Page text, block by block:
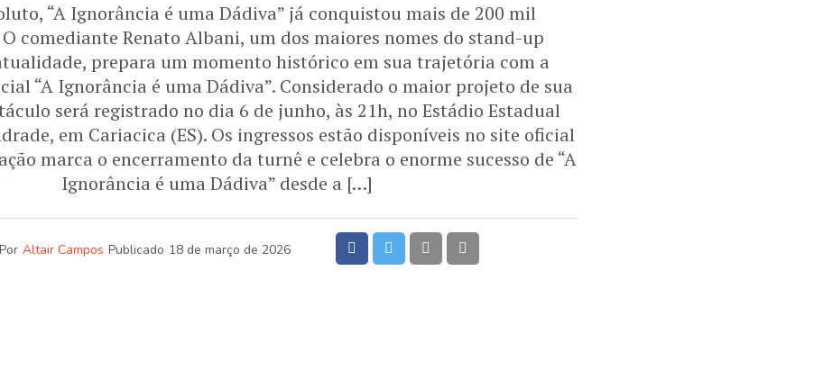
“A Ignorância é uma Dádiva” já conquistou mais de 200 mil
comediante Renato Albani, um dos maiores nomes do stand-up
prepara um momento histórico em sua trajetória com a
“A Ignorância é uma Dádiva”. Considerado o maior projeto de sua
será registrado no dia 6 de junho, às 21h, no Estádio Estadual
em Cariacica (ES). Os ingressos estão disponíveis no site oficial
marca o encerramento da turnê e celebra o enorme sucesso de “A
Ignorância é uma Dádiva” desde a […]
Por Altair Campos Publicado 18 de março de 2026